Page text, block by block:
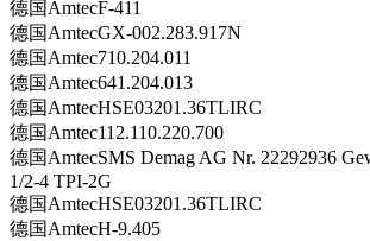
德国AmtecF-411
德国AmtecGX-002.283.917N
德国Amtec710.204.011
德国Amtec641.204.013
德国AmtecHSE03201.36TLIRC
德国Amtec112.110.220.700
德国AmtecSMS Demag AG Nr. 22292936
1/2-4 TPI-2G
德国AmtecHSE03201.36TLIRC
德国AmtecH-9.405